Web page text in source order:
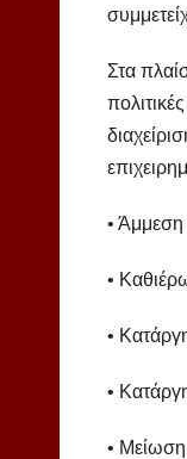
Στα
• Άμμεση
•
•
•
•